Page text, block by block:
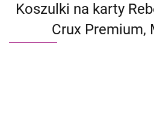
Koszulki na karty
Crux Premium,